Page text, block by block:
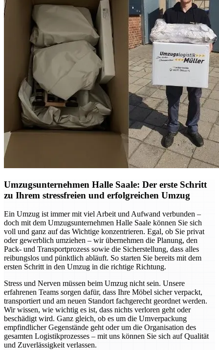
Umzugsunternehmen Halle Saale: Der erste Schritt
zu Ihrem stressfreien und erfolgreichen Umzug
Ein Umzug ist immer mit viel Arbeit und Aufwand verbunden –
doch mit dem Umzugsunternehmen Halle Saale können Sie sich
voll und ganz auf das Wichtige konzentrieren. Egal, ob Sie privat
oder gewerblich umziehen – wir übernehmen die Planung, den
Pack- und Transportprozess sowie die Sicherstellung, dass alles
reibungslos und pünktlich abläuft. So starten Sie bereits mit dem
ersten Schritt in den Umzug in die richtige Richtung.
Stress und Nerven müssen beim Umzug nicht sein. Unsere
erfahrenen Teams sorgen dafür, dass Ihre Möbel sicher verpackt,
transportiert und am neuen Standort fachgerecht geordnet werden.
Wir wissen, wie wichtig es ist, dass nichts verloren geht oder
beschädigt wird. Ganz gleich, ob es um die Umverpackung
empfindlicher Gegenstände geht oder um die Organisation des
gesamten Logistikprozesses – mit uns können Sie sich auf Qualität
und Zuverlässigkeit verlassen.